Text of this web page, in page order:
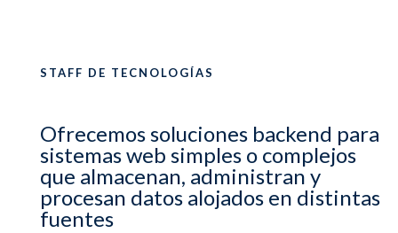
STAFF DE TECNOLOGÍAS
Ofrecemos soluciones backend para
sistemas web simples o complejos
que almacenan, administran y
procesan datos alojados en distintas
fuentes